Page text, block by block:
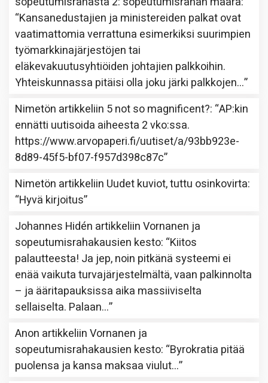
“Kansanedustajien ja ministereiden palkat ovat
vaatimattomia verrattuna esimerkiksi suurimpien
työmarkkinajärjestöjen tai
eläkevakuutusyhtiöiden johtajien palkkoihin.
Yhteiskunnassa pitäisi olla joku järki palkkojen…”
Nimetön artikkeliin 5 not so magnificent?: “AP:kin
ennätti uutisoida aiheesta 2 vko:ssa.
https://www.arvopaperi.fi/uutiset/a/93bb923e-
8d89-45f5-bf07-f957d398c87c”
Nimetön artikkeliin Uudet kuviot, tuttu osinkovirta:
“Hyvä kirjoitus”
Johannes Hidén artikkeliinVornanen ja
sopeutumisrahakausien kesto: “Kiitos
palautteesta! Ja jep, noin pitkänä systeemi ei
enää vaikuta turvajärjestelmältä, vaan palkinnolta
– ja ääritapauksissa aika massiiviselta
sellaiselta. Palaan…”
Anon artikkeliinVornanen ja
sopeutumisrahakausien kesto: “Byrokratia pitää
puolensa ja kansa maksaa viulut…”